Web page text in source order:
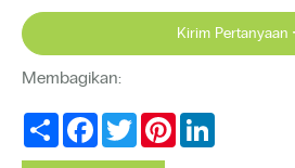
Kirim Pertanyaan
Membagikan:
Share Facebook
TwitterPinterest